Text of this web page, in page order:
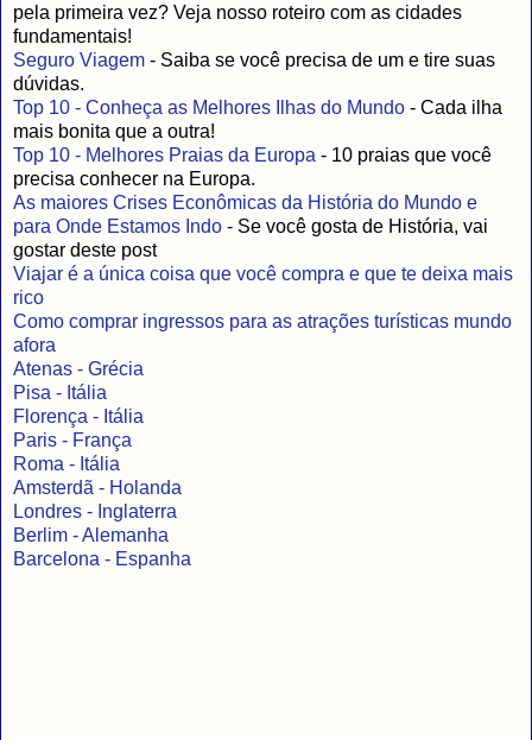
pela primeira vez? Veja nosso roteiro com as cidades
fundamentais!
Seguro Viagem - Saiba se você precisa de um e tire suas
dúvidas.
Top 10 - Conheça as Melhores Ilhas do Mundo - Cada ilha
mais bonita que a outra!
Top 10 - Melhores Praias da Europa - 10 praias que você
precisa conhecer na Europa.
As maiores Crises Econômicas da História do Mundo e
para Onde Estamos Indo - Se você gosta de História, vai
gostar deste post
Viajar é a única coisa que você compra e que te deixa mais
rico
Como comprar ingressos para as atrações turísticas mundo
afora
Atenas - Grécia
Pisa - Itália
Florença - Itália
Paris - França
Roma - Itália
Amsterdã - Holanda
Londres - Inglaterra
Berlim - Alemanha
Barcelona - Espanha